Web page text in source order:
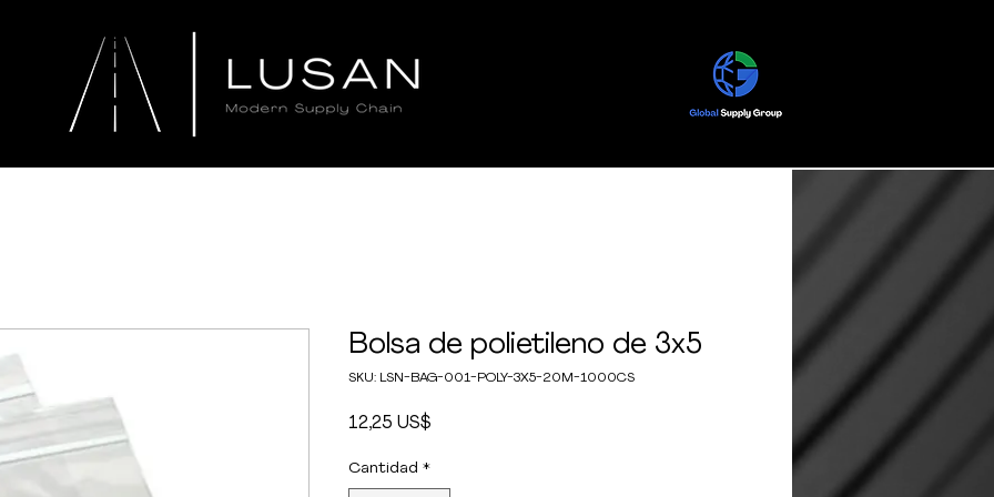
Bolsa de polietileno de 3x5
SKU: LSN-BAG-001-POLY-3X5-20M-1000CS
12,25 US$
Cantidad *